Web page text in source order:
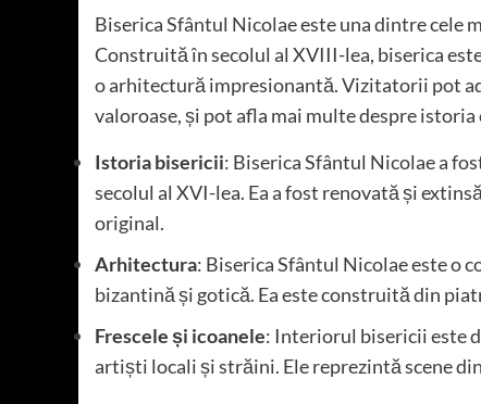
Biserica Sfântul Nicolae este una dintre cele
Construită în secolul al XVIII-lea, biserica
o arhitectură impresionantă. Vizitatorii pot
valoroase, și pot afla mai multe despre istoria
Istoria bisericii: Biserica Sfântul Nicolae a
secolul al XVI-lea. Ea a fost renovată și
original.
Arhitectura: Biserica Sfântul Nicolae este o
bizantină și gotică. Ea este construită din
Frescele și icoanele: Interiorul bisericii este
artiști locali și străini. Ele reprezintă scene